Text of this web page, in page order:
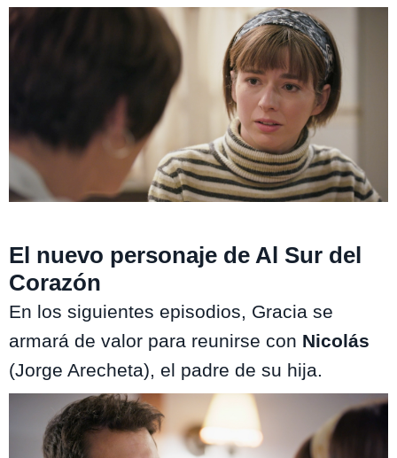
El nuevo personaje de Al Sur del
Corazón
En los siguientes episodios, Gracia se
armará de valor para reunirse con Nicolás
(Jorge Arecheta), el padre de su hija.